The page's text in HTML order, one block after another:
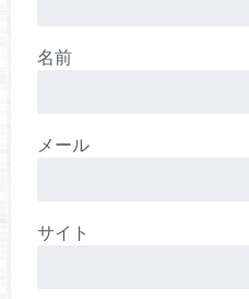
名前
メール
サイト